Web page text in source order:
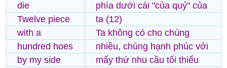
die
Twelve piece
with a
hundred hoes
by my side
phía dưới cái "của quý" của
ta (12)
Ta không có cho chúng
nhiều, chúng hạnh phúc với
mấy thứ nhu cầu tối thiểu